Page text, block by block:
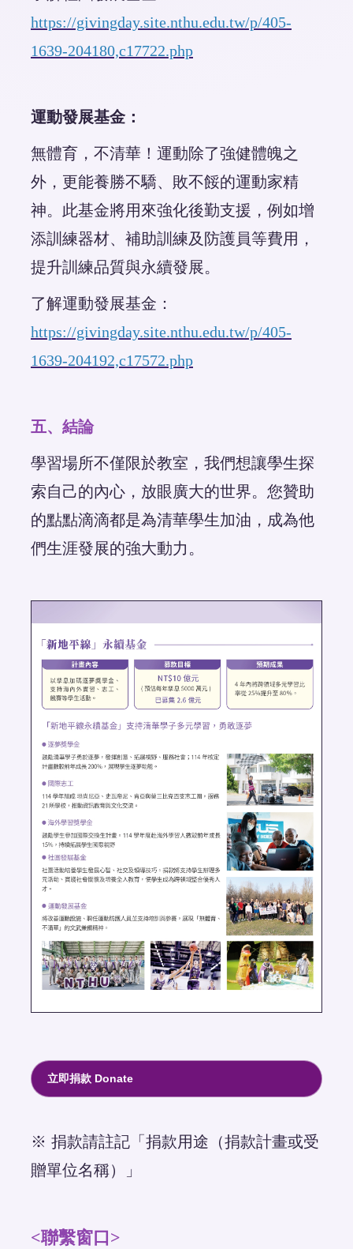
https://givingday.site.nthu.edu.tw/p/405-
1639-204180,c17722.php
運動發展基金：
無體育，不清華！運動除了強健體魄之
外，更能養勝不驕、敗不餒的運動家精
神。此基金將用來強化後勤支援，例如增
添訓練器材、補助訓練及防護員等費用，
提升訓練品質與永續發展。
了解運動發展基金：
https://givingday.site.nthu.edu.tw/p/405-
1639-204192,c17572.php
五、結論
學習場所不僅限於教室，我們想讓學生探
索自己的內心，放眼廣大的世界。您贊助
的點點滴滴都是為清華學生加油，成為他
們生涯發展的強大動力。
立即捐款 Donate
※ 捐款請註記「捐款用途（捐款計畫或受
贈單位名稱）」
<聯繫窗口>